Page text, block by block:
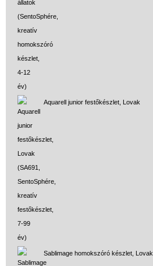
Aquarell junior festőkészlet, Lovak
Sablimage homokszóró készlet, Lovak